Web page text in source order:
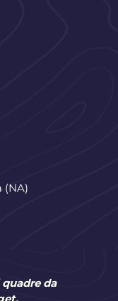
(NA)
da